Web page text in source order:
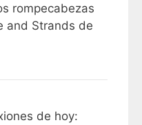
rompecabezas
and Strands de
de hoy: